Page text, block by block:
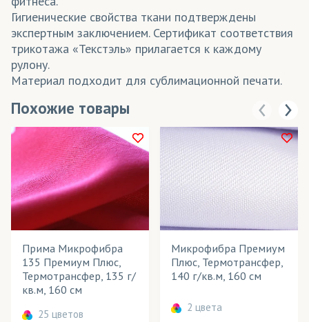
Гигиенические свойства ткани подтверждены
экспертным заключением. Сертификат соответствия
трикотажа «Текстэль» прилагается к каждому
рулону.
Материал подходит для сублимационной печати.
Похожие товары
Прима Микрофибра
135 Премиум Плюс,
Термотрансфер, 135 г/
кв.м, 160 см
25 цветов
Микрофибра Премиум
Плюс, Термотрансфер,
140 г/кв.м, 160 см
2 цвета